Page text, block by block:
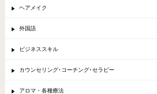
ヘアメイク
外国語
ビジネススキル
カウンセリング･コーチング･セラピー
アロマ・各種療法